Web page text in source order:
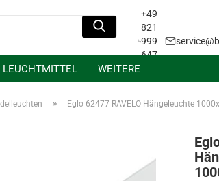
Suche...
+49
821
999
647
Lichtplanung
LEUCHTMITTEL WEITERE
» Eglo 62477 RAVELO Hängeleuchte